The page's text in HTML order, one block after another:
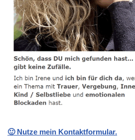
🙂 Nutze mein Kontaktformular.